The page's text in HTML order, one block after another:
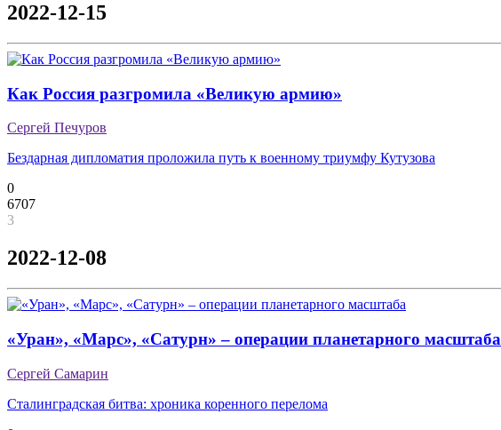
2022-12-15
Как Россия разгромила «Великую армию»
Сергей Печуров
Бездарная дипломатия проложила путь к военному триумфу Кутузова
0
6707
3
2022-12-08
«Уран», «Марс», «Сатурн» – операции планетарного масштаба
Сергей Самарин
Сталинградская битва: хроника коренного перелома